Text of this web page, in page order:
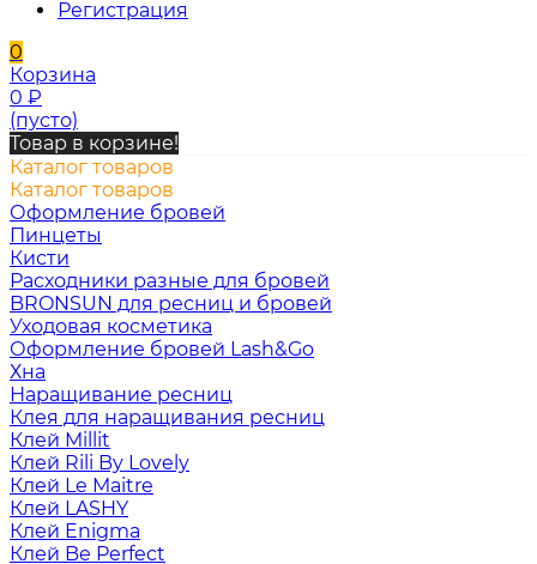
Регистрация
0
Корзина
0 ₽
(пусто)
Товар в корзине!
Каталог товаров
Каталог товаров
Оформление бровей
Пинцеты
Кисти
Расходники разные для бровей
BRONSUN для ресниц и бровей
Уходовая косметика
Оформление бровей Lash&Go
Хна
Наращивание ресниц
Клея для наращивания ресниц
Клей Millit
Клей Rili By Lovely
Клей Le Maitre
Клей LASHY
Клей Enigma
Клей Be Perfect